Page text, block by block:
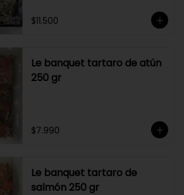
$11.500
Le banquet tartaro de atún
250 gr
$7.990
Le banquet tartaro de
salmón 250 gr